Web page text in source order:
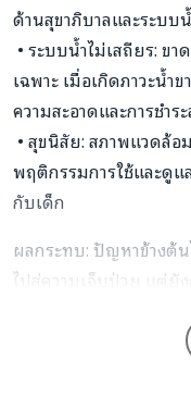
ด้านสุขาภิบาลและระบบ
• ระบบน้ำไม่เสถียร: ข
เฉพาะ เมื่อเกิดภาวะน้
ความสะอาดและการชำร
• สุขนิสัย: สภาพแวดล้
พฤติกรรมการใช้และดู
กับเด็ก
ผลกระทบ: ปัญหาข้างต้
ไปสู่ความเจ็บป่วย แต่ยั
และสิทธิพื้นฐานที่เด็กพึ